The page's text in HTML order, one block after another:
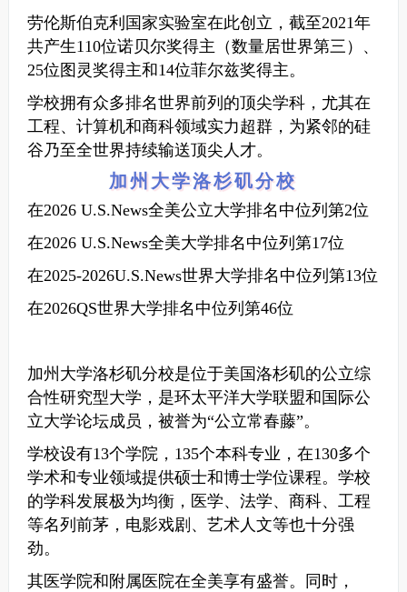
劳伦斯伯克利国家实验室在此创立，截至2021年
共产生110位诺贝尔奖得主（数量居世界第三）、
25位图灵奖得主和14位菲尔兹奖得主。
学校拥有众多排名世界前列的顶尖学科，尤其在
工程、计算机和商科领域实力超群，为紧邻的硅
谷乃至全世界持续输送顶尖人才。
加州大学洛杉矶分校
在2026 U.S.News全美公立大学排名中位列第2位
在2026 U.S.News全美大学排名中位列第17位
在2025-2026U.S.News世界大学排名中位列第13位
在2026QS世界大学排名中位列第46位
加州大学洛杉矶分校是位于美国洛杉矶的公立综
合性研究型大学，是环太平洋大学联盟和国际公
立大学论坛成员，被誉为“公立常春藤”。
学校设有13个学院，135个本科专业，在130多个
学术和专业领域提供硕士和博士学位课程。学校
的学科发展极为均衡，医学、法学、商科、工程
等名列前茅，电影戏剧、艺术人文等也十分强
劲。
其医学院和附属医院在全美享有盛誉。同时，